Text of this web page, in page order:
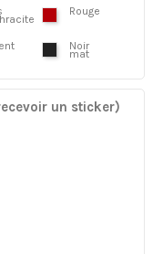
Rouge
Noir
mat
un sticker)